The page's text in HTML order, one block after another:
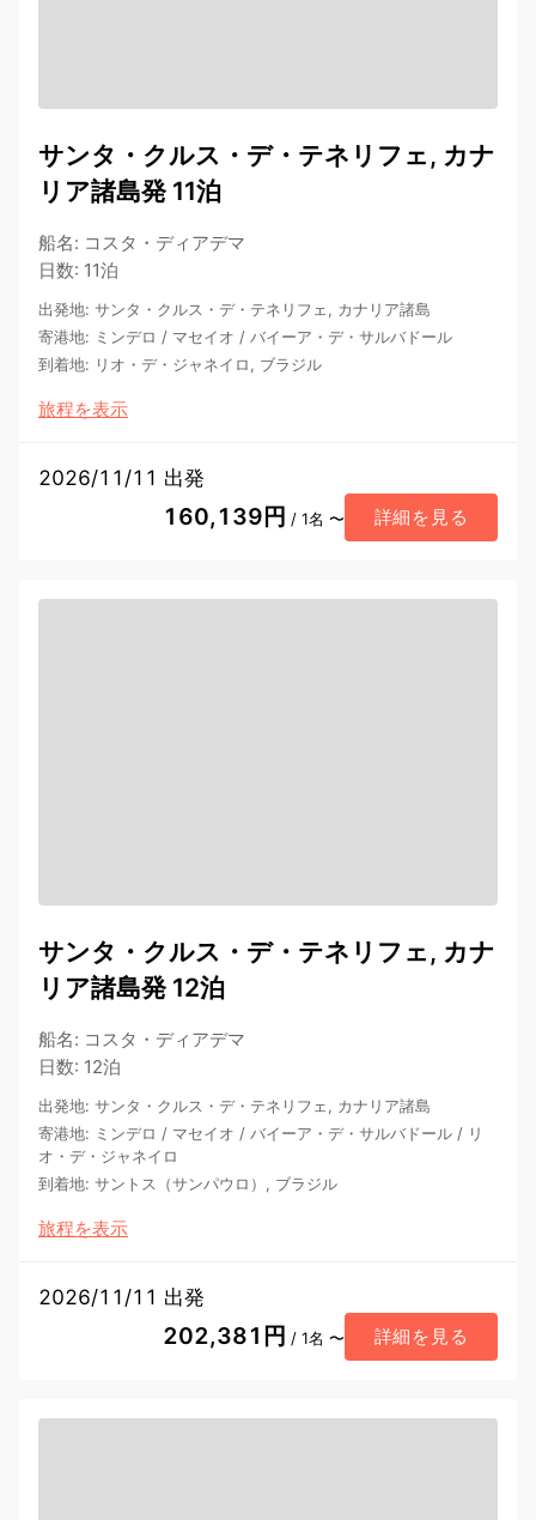
サンタ・クルス・デ・テネリフェ, カナ
リア諸島発 11泊
船名: コスタ・ディアデマ
日数: 11泊
出発地: サンタ・クルス・デ・テネリフェ, カナリア諸島
寄港地: ミンデロ / マセイオ / バイーア・デ・サルバドール
到着地: リオ・デ・ジャネイロ, ブラジル
旅程を表示
2026/11/11 出発
160,139円 / 1名 〜 詳細を見る
サンタ・クルス・デ・テネリフェ, カナ
リア諸島発 12泊
船名: コスタ・ディアデマ
日数: 12泊
出発地: サンタ・クルス・デ・テネリフェ, カナリア諸島
寄港地: ミンデロ / マセイオ / バイーア・デ・サルバドール / リ
オ・デ・ジャネイロ
到着地: サントス（サンパウロ）, ブラジル
旅程を表示
2026/11/11 出発
202,381円 / 1名 〜 詳細を見る